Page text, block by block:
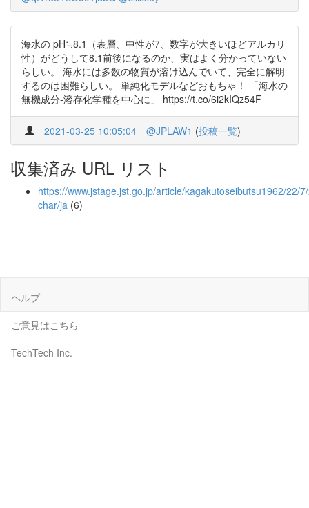
海水の pH≒8.1（表層、中性が7、数字が大きいほどアルカリ
性）がどうして8.1前後になるのか、実はよく分かっていない
らしい。 海水には多数の物質が溶け込んでいて、完全に解明
するのは困難らしい。 単純化モデルなどおもちゃ！ 「海水の
無機成分-溶存化学種を中心に」 https://t.co/6i2kIQz54F
2021-03-25 10:05:04 @JPLAW1 (投稿一覧)
収集済み URL リスト
https://www.jstage.jst.go.jp/article/kagakutoseibutsu1962/22/
char/ja (6)
ヘルプ
ご意見はこちら
TechTech Inc.